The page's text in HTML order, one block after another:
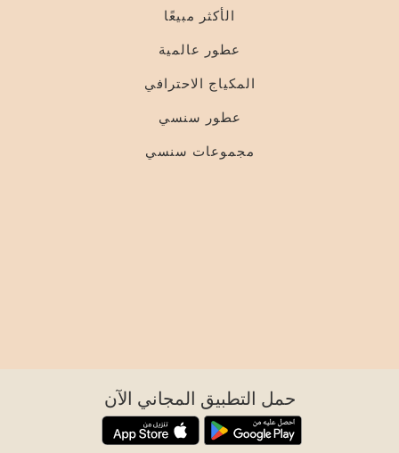
الأكثر مبيعًا
عطور عالمية
المكياج الاحترافي
عطور سنسي
مجموعات سنسي
حمل التطبيق المجاني الآن